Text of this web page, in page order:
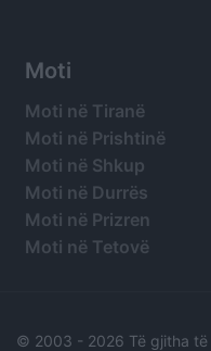
Moti
Moti në Tiranë
Moti në Prishtinë
Moti në Shkup
Moti në Durrës
Moti në Prizren
Moti në Tetovë
© 2003 - 2026 Të gjitha